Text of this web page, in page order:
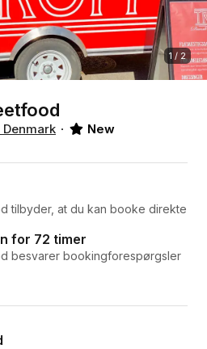
1 / 2
New
tilbyder, at du kan booke direkte
for 72 timer
besvarer bookingforespørgsler